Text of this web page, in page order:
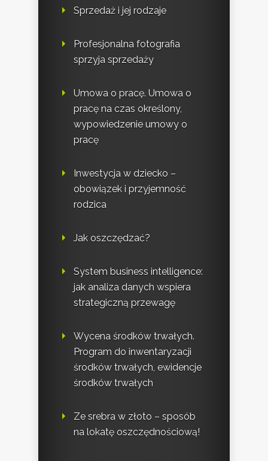
Sprzedaż i jej rodzaje
Profesjonalna fotografia
sprzyja sprzedaży
Umowa o pracę. Umowa o
pracę na czas określony,
wypowiedzenie umowy o
pracę
Inwestycja w dziecko –
obowiązek i przyjemność
rodzica
Jak oszczędzać?
System business intelligence:
jak analiza danych wspiera
strategiczną przewagę
Wycena środków trwałych.
Program do inwentaryzacji
środków trwałych, ewidencje
środków trwałych
Ze srebra w złoto – sposób
na lokatę oszczędnościową!